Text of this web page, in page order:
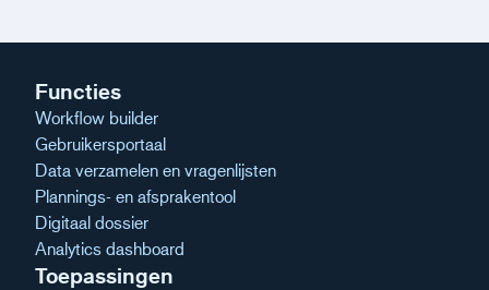
Functies
Workflow builder
Gebruikersportaal
Data verzamelen en vragenlijsten
Plannings- en afsprakentool
Digitaal dossier
Analytics dashboard
Toepassingen